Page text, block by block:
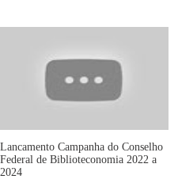
Lancamento Campanha do Conselho
Federal de Biblioteconomia 2022 a
2024